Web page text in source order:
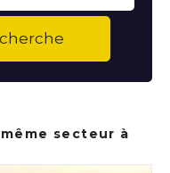
secteur à